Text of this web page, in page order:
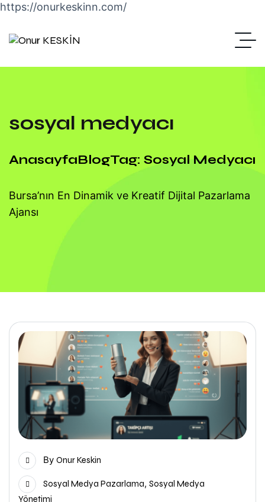
https://onurkeskinn.com/
sosyal medyacı
AnasayfaBlogTag: Sosyal Medyacı
Bursa’nın En Dinamik ve Kreatif Dijital Pazarlama
Ajansı
By Onur Keskin
Sosyal Medya Pazarlama, Sosyal Medya
Yönetimi